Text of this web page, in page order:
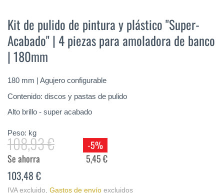
comienzo
de
la
galería
imágenes
Kit de pulido de pintura y plástico "Super-
Acabado" | 4 piezas para amoladora de banco
| 180mm
180 mm | Agujero configurable
Contenido: discos y pastas de pulido
Alto brillo - super acabado
Peso: kg
108,93 €
-5%
Se ahorra
5,45 €
103,48 €
IVA excluido, Gastos de envío excluidos